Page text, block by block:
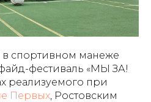
в спортивном манеже
фестиваль «МЫ ЗА!
реализуемого при
Первых, Ростовским